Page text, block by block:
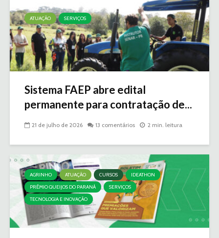
ATUAÇÃO SERVIÇOS
Sistema FAEP abre edital
permanente para contratação de...
21 de julho de 2026 13 comentários 2 min. leitura
AGRINHO ATUAÇÃO CURSOS
IDEATHON
PRÊMIO QUEIJOS DO PARANÁ
SERVIÇOS
TECNOLOGIA E INOVAÇÃO